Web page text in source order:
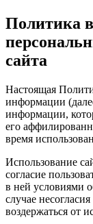
Политика
сайта
Настоящая
информации
информации,
его
время
Использование
согласие
в ней условиями
случае
воздержаться от